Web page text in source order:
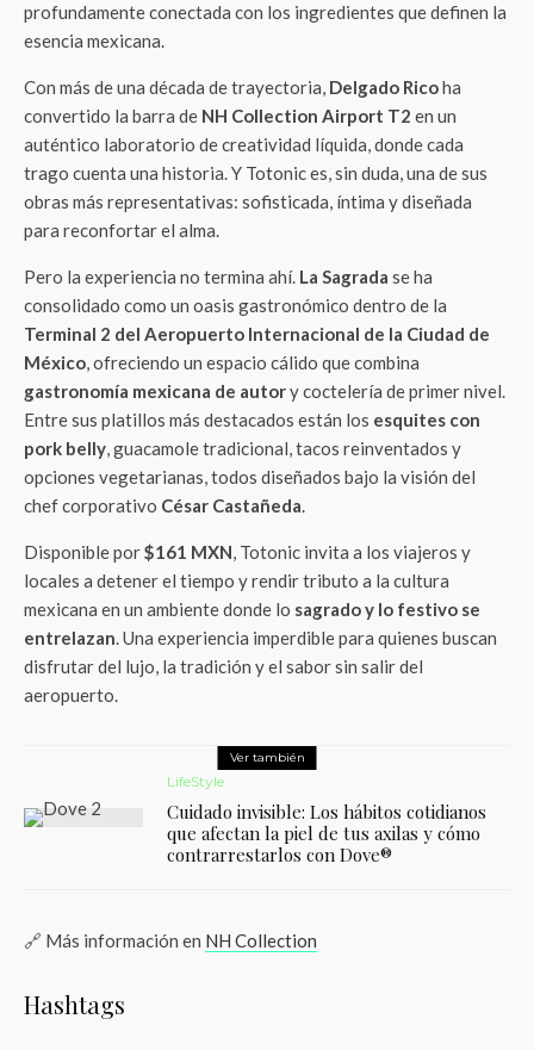
profundamente conectada con los ingredientes que definen la
esencia mexicana.
Con más de una década de trayectoria, Delgado Ricoha
convertido la barra de NH Collection Airport T2 en un
auténtico laboratorio de creatividad líquida, donde cada
trago cuenta una historia. Y Totonic es, sin duda, una de sus
obras más representativas: sofisticada, íntima y diseñada
para reconfortar el alma.
Pero la experiencia no termina ahí. La Sagrada se ha
consolidado como un oasis gastronómico dentro de la
Terminal 2 del Aeropuerto Internacional de la Ciudad de
México, ofreciendo un espacio cálido que combina
gastronomía mexicana de autory coctelería de primer nivel.
Entre sus platillos más destacados están los esquites con
pork belly, guacamole tradicional, tacos reinventados y
opciones vegetarianas, todos diseñados bajo la visión del
chef corporativo César Castañeda.
Disponible por$161 MXN, Totonic invita a los viajeros y
locales a detener el tiempo y rendir tributo a la cultura
mexicana en un ambiente donde lo sagrado y lo festivo se
entrelazan. Una experiencia imperdible para quienes buscan
disfrutar del lujo, la tradición y el sabor sin salir del
aeropuerto.
Ver también
LifeStyle
Cuidado invisible: Los hábitos cotidianos
que afectan la piel de tus axilas y cómo
contrarrestarlos con Dove®️
🔗 Más información en NH Collection
Hashtags